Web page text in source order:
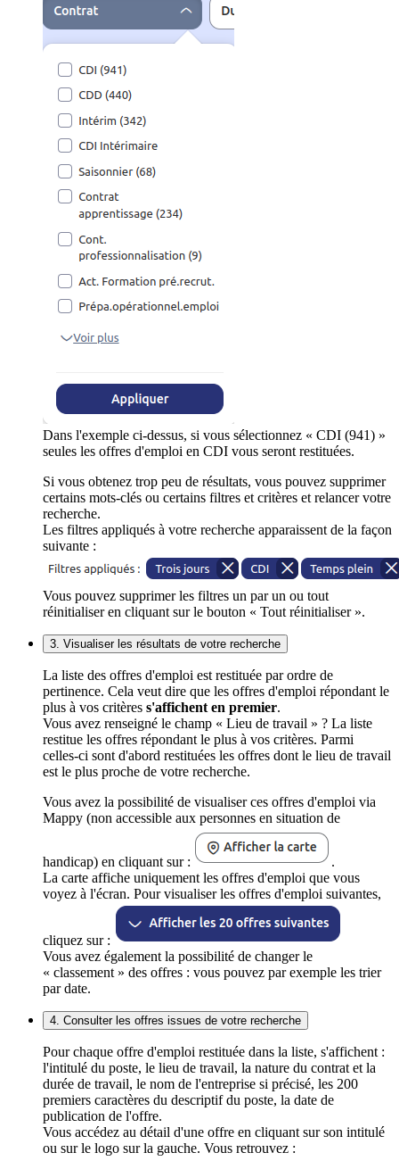
Dans l'exemple ci-dessus, si vous sélectionnez « CDI (941) »
seules les offres d'emploi en CDI vous seront restituées.
Si vous obtenez trop peu de résultats, vous pouvez supprimer
certains mots-clés ou certains filtres et critères et relancer votre
recherche.
Les filtres appliqués à votre recherche apparaissent de la façon
suivante :
Vous pouvez supprimer les filtres un par un ou tout
réinitialiser en cliquant sur le bouton « Tout réinitialiser ».
3. Visualiser les résultats de votre recherche
La liste des offres d'emploi est restituée par ordre de
pertinence. Cela veut dire que les offres d'emploi répondant le
plus à vos critères s'affichent en premier.
Vous avez renseigné le champ « Lieu de travail » ? La liste
restitue les offres répondant le plus à vos critères. Parmi
celles-ci sont d'abord restituées les offres dont le lieu de travail
est le plus proche de votre recherche.
Vous avez la possibilité de visualiser ces offres d'emploi via
Mappy (non accessible aux personnes en situation de
handicap) en cliquant sur :
.
La carte affiche uniquement les offres d'emploi que vous
voyez à l'écran. Pour visualiser les offres d'emploi suivantes,
cliquez sur :
Vous avez également la possibilité de changer le
« classement » des offres : vous pouvez par exemple les trier
par date.
4. Consulter les offres issues de votre recherche
Pour chaque offre d'emploi restituée dans la liste, s'affichent :
l'intitulé du poste, le lieu de travail, la nature du contrat et la
durée de travail, le nom de l'entreprise si précisé, les 200
premiers caractères du descriptif du poste, la date de
publication de l'offre.
Vous accédez au détail d'une offre en cliquant sur son intitulé
ou sur le logo sur la gauche. Vous retrouvez :